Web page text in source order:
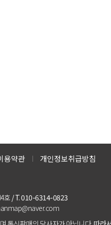
용약관 개인정보취급방침
호 / T. 010-6314-0823